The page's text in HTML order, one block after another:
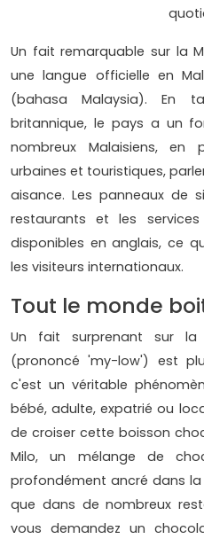
Un fait remarquable sur la
une langue officielle en
(bahasa Malaysia). En
britannique, le pays a un
nombreux Malaisiens, en
urbaines et touristiques,
aisance. Les panneaux de
restaurants et les
disponibles en anglais, ce
les visiteurs internationaux.
Tout le monde
Un fait surprenant sur
(prononcé 'my-low') est
c'est un véritable
bébé, adulte, expatrié ou
de croiser cette boisson
Milo, un mélange de
profondément ancré dans
que dans de nombreux
vous demandez un